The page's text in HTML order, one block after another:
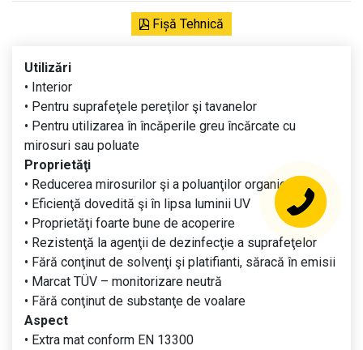
Fișă Tehnică
Utilizări
• Interior
• Pentru suprafeţele pereţilor şi tavanelor
• Pentru utilizarea în încăperile greu încărcate cu
mirosuri sau poluate
Proprietăţi
• Reducerea mirosurilor şi a poluanţilor organici
• Eficienţă dovedită şi în lipsa luminii UV
• Proprietăţi foarte bune de acoperire
• Rezistenţă la agenţii de dezinfecţie a suprafeţelor
• Fără conţinut de solvenţi şi platifianti, săracă în emisii
• Marcat TÜV – monitorizare neutră
• Fără conţinut de substanţe de voalare
Aspect
• Extra mat conform EN 13300